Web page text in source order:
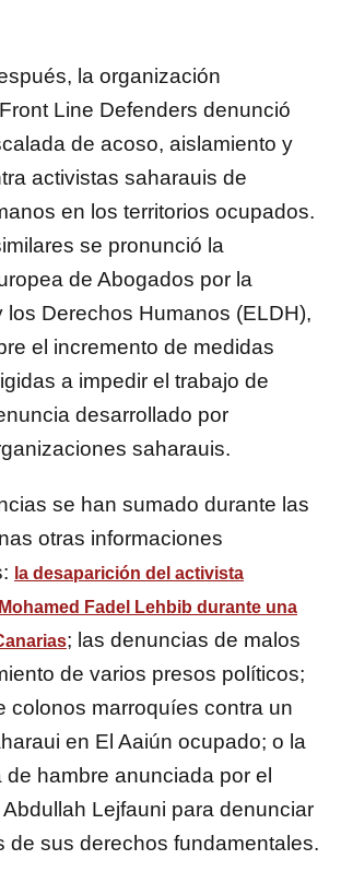
la organización
Line Defenders denunció
de acoso, aislamiento y
activistas saharauis de
en los territorios ocupados.
se pronunció la
de Abogados por la
los Derechos Humanos (ELDH),
el incremento de medidas
a impedir el trabajo de
desarrollado por
saharauis.
se han sumado durante las
otras informaciones
la desaparición del activista
Fadel Lehbib durante una
; las denuncias de malos
de varios presos políticos;
colonos marroquíes contra un
en El Aaiún ocupado; o la
hambre anunciada por el
Lejfauni para denunciar
de sus derechos fundamentales.